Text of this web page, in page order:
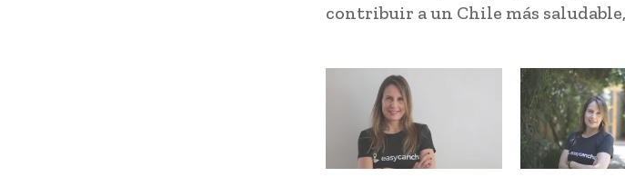
contribuir a un Chile más